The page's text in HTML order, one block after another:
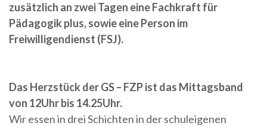
zusätzlich an zwei Tagen eine Fachkraft für
Pädagogik plus, sowie eine Person im
Freiwilligendienst (FSJ).
Das Herzstück der GS – FZP ist das Mittagsband
von 12Uhr bis 14.25Uhr.
Wir essen in drei Schichten in der schuleigenen